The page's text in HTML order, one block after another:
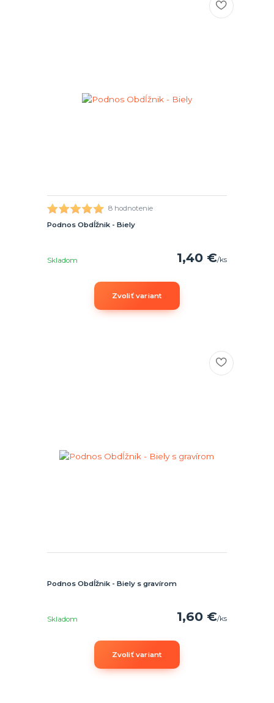
8 hodnotenie
Podnos Obdĺžnik - Biely
1,40 €/ks
Skladom
Zvoliť variant
Podnos Obdĺžnik - Biely s gravírom
1,60 €/ks
Skladom
Zvoliť variant